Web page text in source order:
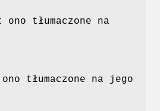
tłumaczone na
tłumaczone na jego